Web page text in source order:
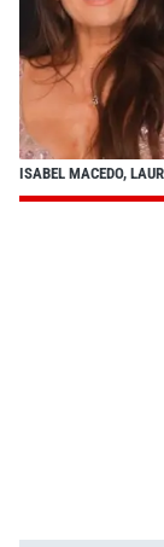
ISABEL MACEDO,